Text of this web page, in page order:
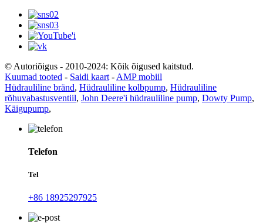
© Autoriõigus - 2010-2024: Kõik õigused kaitstud.
Kuumad tooted - Saidi kaart - AMP mobiil
Hüdrauliline bränd, Hüdrauliline kolbpump, Hüdrauliline
rõhuvabastusventiil, John Deere'i hüdrauliline pump, Dowty Pump,
Käigupump,
Telefon
Tel
+86 18925297925